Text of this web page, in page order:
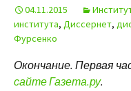
04.11.2015
института, Диссернет,
Фурсенко
Окончание. Первая
сайте Газета.ру.